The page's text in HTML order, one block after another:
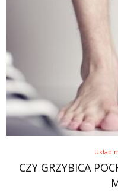
Układ
CZY GRZYBICA